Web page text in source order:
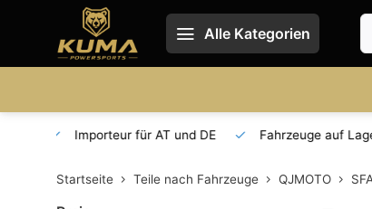
Alle Kategorien
Fahrzeuge auf Lager
Startseite Teile nach Fahrzeuge QJMOTO